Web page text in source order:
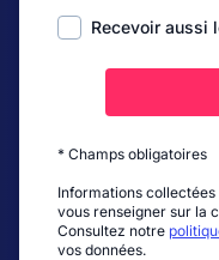
Recevoir aussi
* Champs obligatoires
Informations
vous renseigner sur la
Consultez notre
vos données.